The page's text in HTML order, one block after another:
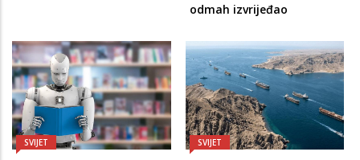
odmah izvrijeđao
SVIJET SVIJET